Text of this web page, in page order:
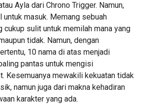
Ayla dari Chrono Trigger. Namun,
untuk masuk. Memang sebuah
cukup sulit untuk memilah mana yang
tidak. Namun, dengan
10 nama di atas menjadi
pantas untuk mengisi
Kesemuanya mewakili kekuatan tidak
namun juga dari makna kehadiran
karakter yang ada.